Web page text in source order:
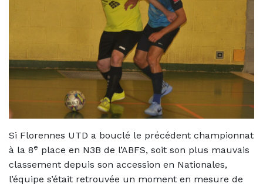
Si Florennes UTD a bouclé le précédent championnat
à la 8e place en N3B de l’ABFS, soit son plus mauvais
classement depuis son accession en Nationales,
l’équipe s’était retrouvée un moment en mesure de